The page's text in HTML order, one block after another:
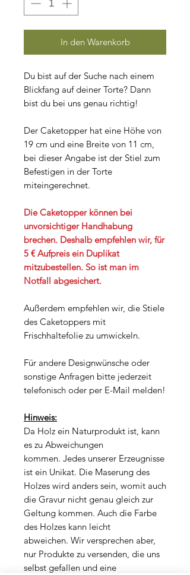
In den Warenkorb
Du bist auf der Suche nach einem
Blickfang auf deiner Torte? Dann
bist du bei uns genau richtig!
Der Caketopper hat eine Höhe von
19 cm und eine Breite von 11 cm,
bei dieser Angabe ist der Stiel zum
Befestigen in der Torte
miteingerechnet.
Die Caketopper können bei
unvorsichtiger Handhabung
brechen. Deshalb empfehlen wir, für
5 € Aufpreis ein Duplikat
mitzubestellen. So ist man im
Notfall abgesichert.
Außerdem empfehlen wir, die Stiele
des Caketoppers mit
Frischhaltefolie zu umwickeln.
Für andere Designwünsche oder
sonstige Anfragen bitte jederzeit
telefonisch oder per E-Mail melden!
Hinweis:
Da Holz ein Naturprodukt ist, kann
es zu Abweichungen
kommen. Jedes unserer Erzeugnisse
ist ein Unikat. Die Maserung des
Holzes wird anders sein, womit auch
die Gravur nicht genau gleich zur
Geltung kommen. Auch die Farbe
des Holzes kann leicht
abweichen. Wir versprechen aber,
nur Produkte zu versenden, die uns
selbst gefallen und eine